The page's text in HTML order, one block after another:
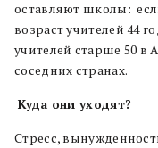
оставляют школы:
возраст учителей 44
учителей старше 50 в
соседних странах.
Куда они уходят?
Стресс,